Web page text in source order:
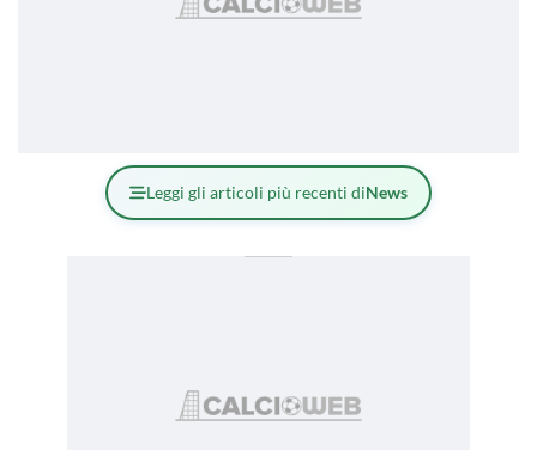
Leggi gli articoli più recenti diNews